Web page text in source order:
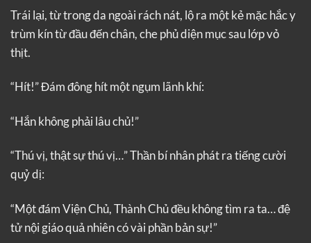
Trái lại, từ trong da ngoài rách nát, lộ ra một kẻ mặc hắc y
trùm kín từ đầu đến chân, che phủ diện mục sau lớp vỏ
thịt.
“Hít!” Đám đông hít một ngụm lãnh khí:
“Hắn không phải lâu chủ!”
“Thú vị, thật sự thú vị…” Thần bí nhân phát ra tiếng cười
quỷ dị:
“Một đám Viện Chủ, Thành Chủ đều không tìm ra ta… đệ
tử nội giáo quả nhiên có vài phần bản sự!”